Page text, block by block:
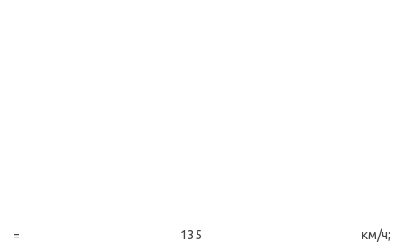
= 135 км/ч;